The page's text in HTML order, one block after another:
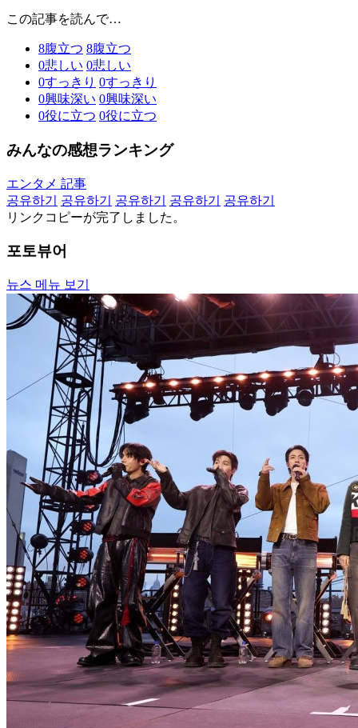
この記事を読んで…
8腹立つ 8腹立つ
0悲しい 0悲しい
0すっきり 0すっきり
0興味深い 0興味深い
0役に立つ 0役に立つ
みんなの感想ランキング
エンタメ 記事
공유하기
공유하기 공유하기 공유하기
공유하기
リンクコピーが完了しました。
포토뷰어
뉴스 메뉴 보기